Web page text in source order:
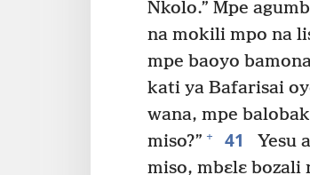
Nkolo.” Mpe
na mokili mpo na
mpe baoyo
kati ya Bafarisai
wana, mpe
miso?” + 41
Yesu
miso, mbɛlɛ bozali